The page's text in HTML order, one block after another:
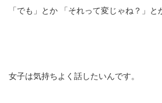
「でも」とか 「それって変じゃね？」と
女子は気持ちよく話したいんです。